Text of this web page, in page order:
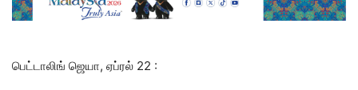
பெட்டாலிங் ஜெயா, ஏப்ரல் 22 :